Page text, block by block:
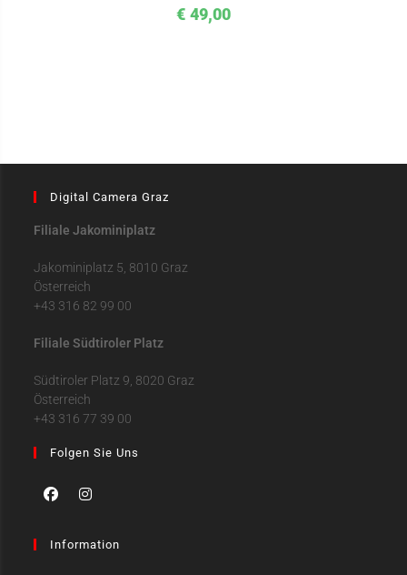
€ 49,00
Digital Camera Graz
Filiale Jakominiplatz
Jakominiplatz 5, 8010 Graz
Österreich
+43 316 82 99 00
Filiale Südtiroler Platz
Südtiroler Platz 9, 8020 Graz
Österreich
+43 316 77 39 00
Folgen Sie Uns
Information